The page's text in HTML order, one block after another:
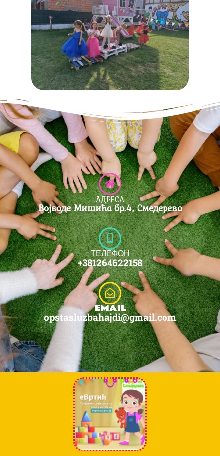
АДРЕСА
Војводе Мишића бр.4, Смедерево
ТЕЛЕФОН
+381264622158
EMAIL
opstasluzbahajdi@gmail.com